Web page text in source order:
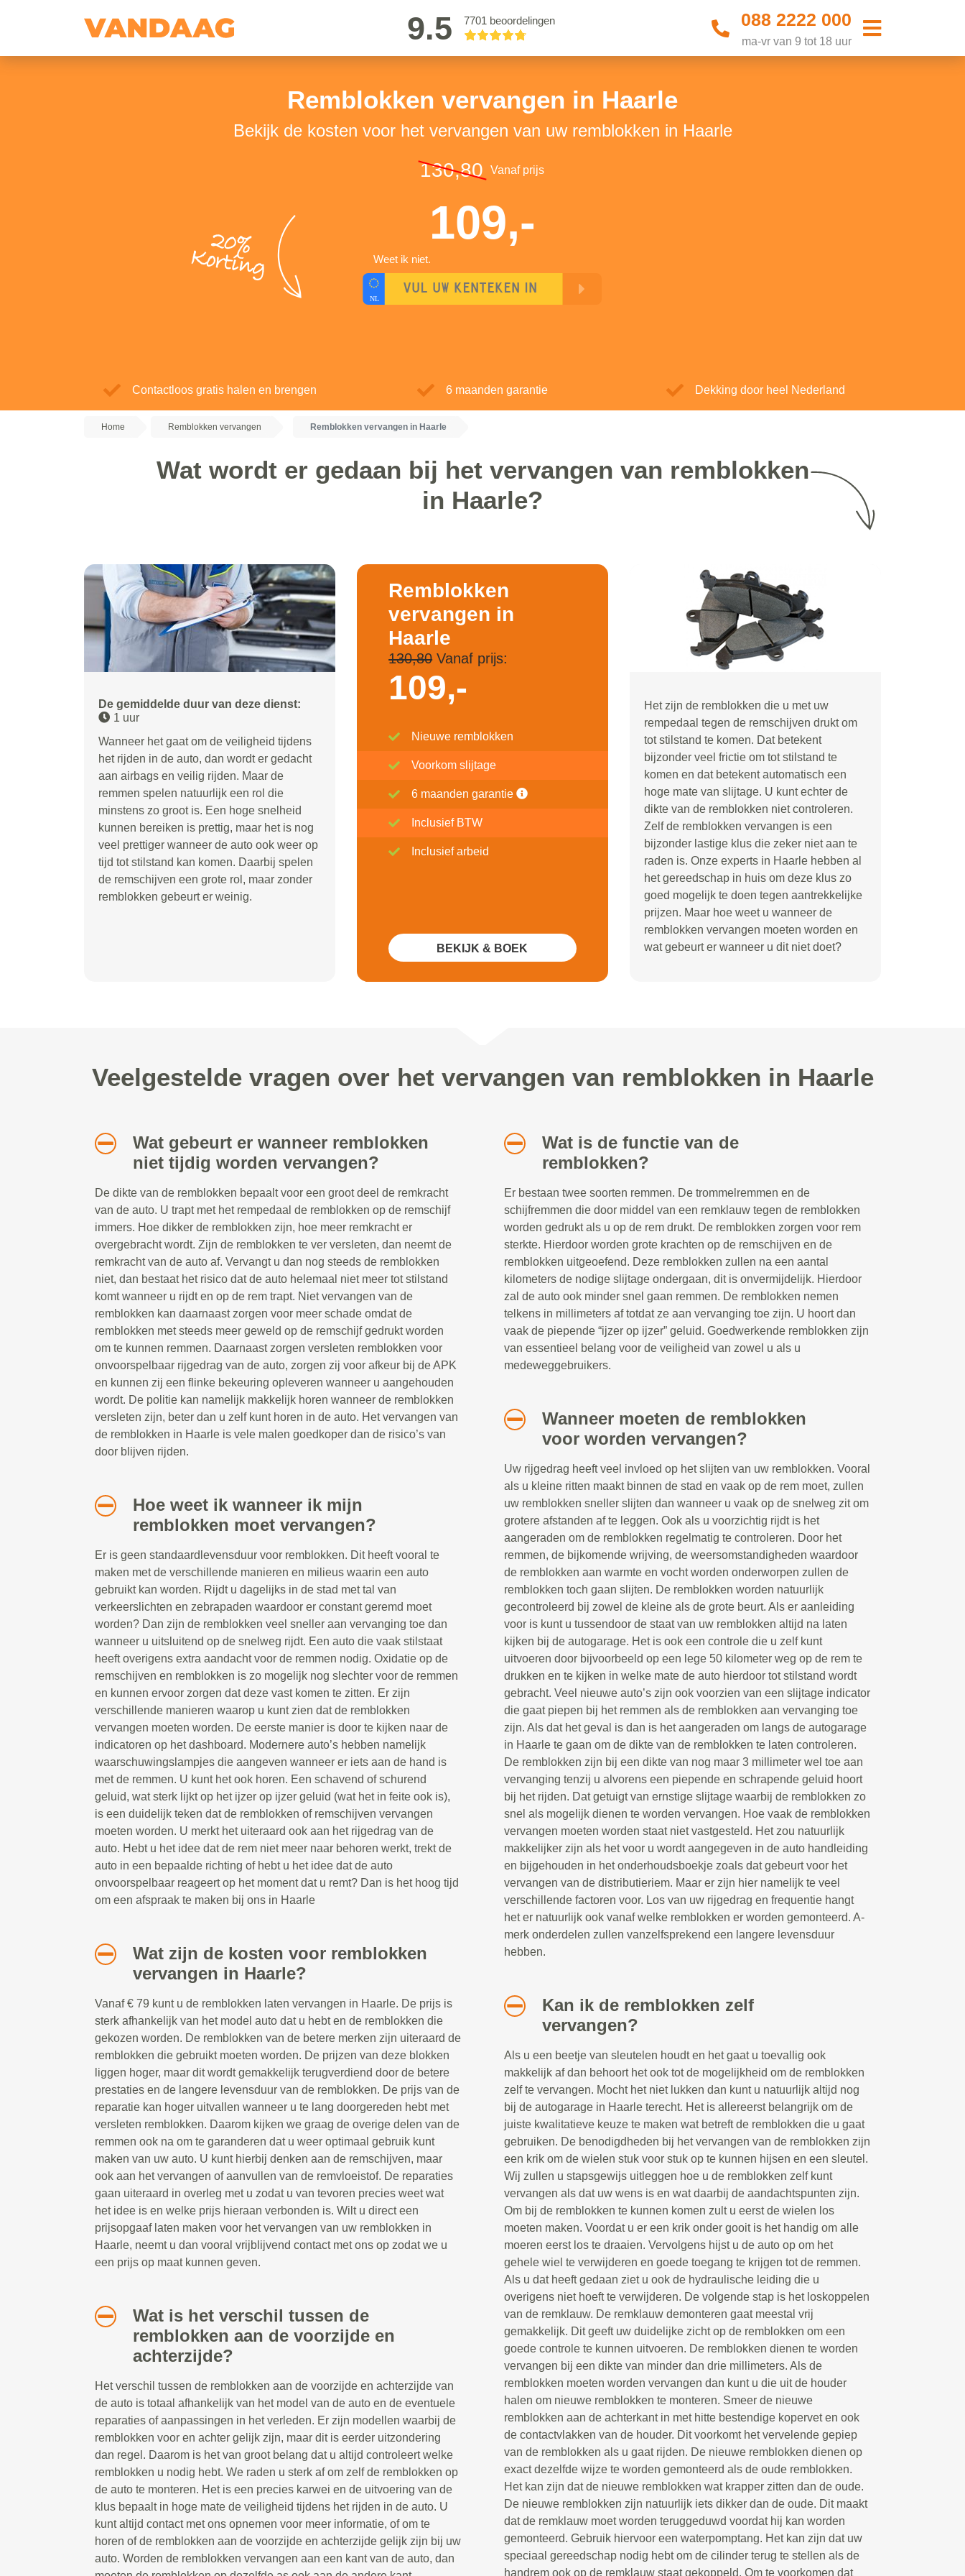
9.5 7701 beoordelingen 088 2222 000
ma-vr van 9 tot 18 uur
Remblokken vervangen in Haarle
Bekijk de kosten voor het vervangen van uw remblokken in Haarle
20%
Korting
130,80 Vanaf prijs
109,-
Weet ik niet.
Contactloos gratis halen en brengen 6 maanden garantie Dekking door heel Nederland
Home Remblokken vervangen Remblokken vervangen in Haarle
Wat wordt er gedaan bij het vervangen van remblokken
in Haarle?
De gemiddelde duur van deze dienst:
1 uur
Wanneer het gaat om de veiligheid tijdens
het rijden in de auto, dan wordt er gedacht
aan airbags en veilig rijden. Maar de
remmen spelen natuurlijk een rol die
minstens zo groot is. Een hoge snelheid
kunnen bereiken is prettig, maar het is nog
veel prettiger wanneer de auto ook weer op
tijd tot stilstand kan komen. Daarbij spelen
de remschijven een grote rol, maar zonder
remblokken gebeurt er weinig.
Remblokken
vervangen in
Haarle
130,80Vanaf prijs:
109,-
Nieuwe remblokken
Voorkom slijtage
6 maanden garantie
Inclusief BTW
Inclusief arbeid
BEKIJK & BOEK
Het zijn de remblokken die u met uw
rempedaal tegen de remschijven drukt om
tot stilstand te komen. Dat betekent
bijzonder veel frictie om tot stilstand te
komen en dat betekent automatisch een
hoge mate van slijtage. U kunt echter de
dikte van de remblokken niet controleren.
Zelf de remblokken vervangen is een
bijzonder lastige klus die zeker niet aan te
raden is. Onze experts in Haarle hebben al
het gereedschap in huis om deze klus zo
goed mogelijk te doen tegen aantrekkelijke
prijzen. Maar hoe weet u wanneer de
remblokken vervangen moeten worden en
wat gebeurt er wanneer u dit niet doet?
Veelgestelde vragen over het vervangen van remblokken in Haarle
Wat gebeurt er wanneer remblokken
niet tijdig worden vervangen?
De dikte van de remblokken bepaalt voor een groot deel de remkracht
van de auto. U trapt met het rempedaal de remblokken op de remschijf
immers. Hoe dikker de remblokken zijn, hoe meer remkracht er
overgebracht wordt. Zijn de remblokken te ver versleten, dan neemt de
remkracht van de auto af. Vervangt u dan nog steeds de remblokken
niet, dan bestaat het risico dat de auto helemaal niet meer tot stilstand
komt wanneer u rijdt en op de rem trapt. Niet vervangen van de
remblokken kan daarnaast zorgen voor meer schade omdat de
remblokken met steeds meer geweld op de remschijf gedrukt worden
om te kunnen remmen. Daarnaast zorgen versleten remblokken voor
onvoorspelbaar rijgedrag van de auto, zorgen zij voor afkeur bij de APK
en kunnen zij een flinke bekeuring opleveren wanneer u aangehouden
wordt. De politie kan namelijk makkelijk horen wanneer de remblokken
versleten zijn, beter dan u zelf kunt horen in de auto. Het vervangen van
de remblokken in Haarle is vele malen goedkoper dan de risico’s van
door blijven rijden.
Hoe weet ik wanneer ik mijn
remblokken moet vervangen?
Er is geen standaardlevensduur voor remblokken. Dit heeft vooral te
maken met de verschillende manieren en milieus waarin een auto
gebruikt kan worden. Rijdt u dagelijks in de stad met tal van
verkeerslichten en zebrapaden waardoor er constant geremd moet
worden? Dan zijn de remblokken veel sneller aan vervanging toe dan
wanneer u uitsluitend op de snelweg rijdt. Een auto die vaak stilstaat
heeft overigens extra aandacht voor de remmen nodig. Oxidatie op de
remschijven en remblokken is zo mogelijk nog slechter voor de remmen
en kunnen ervoor zorgen dat deze vast komen te zitten. Er zijn
verschillende manieren waarop u kunt zien dat de remblokken
vervangen moeten worden. De eerste manier is door te kijken naar de
indicatoren op het dashboard. Modernere auto’s hebben namelijk
waarschuwingslampjes die aangeven wanneer er iets aan de hand is
met de remmen. U kunt het ook horen. Een schavend of schurend
geluid, wat sterk lijkt op het ijzer op ijzer geluid (wat het in feite ook is),
is een duidelijk teken dat de remblokken of remschijven vervangen
moeten worden. U merkt het uiteraard ook aan het rijgedrag van de
auto. Hebt u het idee dat de rem niet meer naar behoren werkt, trekt de
auto in een bepaalde richting of hebt u het idee dat de auto
onvoorspelbaar reageert op het moment dat u remt? Dan is het hoog tijd
om een afspraak te maken bij ons in Haarle
Wat zijn de kosten voor remblokken
vervangen in Haarle?
Vanaf € 79 kunt u de remblokken laten vervangen in Haarle. De prijs is
sterk afhankelijk van het model auto dat u hebt en de remblokken die
gekozen worden. De remblokken van de betere merken zijn uiteraard de
remblokken die gebruikt moeten worden. De prijzen van deze blokken
liggen hoger, maar dit wordt gemakkelijk terugverdiend door de betere
prestaties en de langere levensduur van de remblokken. De prijs van de
reparatie kan hoger uitvallen wanneer u te lang doorgereden hebt met
versleten remblokken. Daarom kijken we graag de overige delen van de
remmen ook na om te garanderen dat u weer optimaal gebruik kunt
maken van uw auto. U kunt hierbij denken aan de remschijven, maar
ook aan het vervangen of aanvullen van de remvloeistof. De reparaties
gaan uiteraard in overleg met u zodat u van tevoren precies weet wat
het idee is en welke prijs hieraan verbonden is. Wilt u direct een
prijsopgaaf laten maken voor het vervangen van uw remblokken in
Haarle, neemt u dan vooral vrijblijvend contact met ons op zodat we u
een prijs op maat kunnen geven.
Wat is het verschil tussen de
remblokken aan de voorzijde en
achterzijde?
Het verschil tussen de remblokken aan de voorzijde en achterzijde van
de auto is totaal afhankelijk van het model van de auto en de eventuele
reparaties of aanpassingen in het verleden. Er zijn modellen waarbij de
remblokken voor en achter gelijk zijn, maar dit is eerder uitzondering
dan regel. Daarom is het van groot belang dat u altijd controleert welke
remblokken u nodig hebt. We raden u sterk af om zelf de remblokken op
de auto te monteren. Het is een precies karwei en de uitvoering van de
klus bepaalt in hoge mate de veiligheid tijdens het rijden in de auto. U
kunt altijd contact met ons opnemen voor meer informatie, of om te
horen of de remblokken aan de voorzijde en achterzijde gelijk zijn bij uw
auto. Worden de remblokken vervangen aan een kant van de auto, dan
Wat is de functie van de
remblokken?
Er bestaan twee soorten remmen. De trommelremmen en de
schijfremmen die door middel van een remklauw tegen de remblokken
worden gedrukt als u op de rem drukt. De remblokken zorgen voor rem
sterkte. Hierdoor worden grote krachten op de remschijven en de
remblokken uitgeoefend. Deze remblokken zullen na een aantal
kilometers de nodige slijtage ondergaan, dit is onvermijdelijk. Hierdoor
zal de auto ook minder snel gaan remmen. De remblokken nemen
telkens in millimeters af totdat ze aan vervanging toe zijn. U hoort dan
vaak de piepende “ijzer op ijzer” geluid. Goedwerkende remblokken zijn
van essentieel belang voor de veiligheid van zowel u als u
medeweggebruikers.
Wanneer moeten de remblokken
voor worden vervangen?
Uw rijgedrag heeft veel invloed op het slijten van uw remblokken. Vooral
als u kleine ritten maakt binnen de stad en vaak op de rem moet, zullen
uw remblokken sneller slijten dan wanneer u vaak op de snelweg zit om
grotere afstanden af te leggen. Ook als u voorzichtig rijdt is het
aangeraden om de remblokken regelmatig te controleren. Door het
remmen, de bijkomende wrijving, de weersomstandigheden waardoor
de remblokken aan warmte en vocht worden onderworpen zullen de
remblokken toch gaan slijten. De remblokken worden natuurlijk
gecontroleerd bij zowel de kleine als de grote beurt. Als er aanleiding
voor is kunt u tussendoor de staat van uw remblokken altijd na laten
kijken bij de autogarage. Het is ook een controle die u zelf kunt
uitvoeren door bijvoorbeeld op een lege 50 kilometer weg op de rem te
drukken en te kijken in welke mate de auto hierdoor tot stilstand wordt
gebracht. Veel nieuwe auto’s zijn ook voorzien van een slijtage indicator
die gaat piepen bij het remmen als de remblokken aan vervanging toe
zijn. Als dat het geval is dan is het aangeraden om langs de autogarage
in Haarle te gaan om de dikte van de remblokken te laten controleren.
De remblokken zijn bij een dikte van nog maar 3 millimeter wel toe aan
vervanging tenzij u alvorens een piepende en schrapende geluid hoort
bij het rijden. Dat getuigt van ernstige slijtage waarbij de remblokken zo
snel als mogelijk dienen te worden vervangen. Hoe vaak de remblokken
vervangen moeten worden staat niet vastgesteld. Het zou natuurlijk
makkelijker zijn als het voor u wordt aangegeven in de auto handleiding
en bijgehouden in het onderhoudsboekje zoals dat gebeurt voor het
vervangen van de distributieriem. Maar er zijn hier namelijk te veel
verschillende factoren voor. Los van uw rijgedrag en frequentie hangt
het er natuurlijk ook vanaf welke remblokken er worden gemonteerd. A-
merk onderdelen zullen vanzelfsprekend een langere levensduur
hebben.
Kan ik de remblokken zelf
vervangen?
Als u een beetje van sleutelen houdt en het gaat u toevallig ook
makkelijk af dan behoort het ook tot de mogelijkheid om de remblokken
zelf te vervangen. Mocht het niet lukken dan kunt u natuurlijk altijd nog
bij de autogarage in Haarle terecht. Het is allereerst belangrijk om de
juiste kwalitatieve keuze te maken wat betreft de remblokken die u gaat
gebruiken. De benodigdheden bij het vervangen van de remblokken zijn
een krik om de wielen stuk voor stuk op te kunnen hijsen en een sleutel.
Wij zullen u stapsgewijs uitleggen hoe u de remblokken zelf kunt
vervangen als dat uw wens is en wat daarbij de aandachtspunten zijn.
Om bij de remblokken te kunnen komen zult u eerst de wielen los
moeten maken. Voordat u er een krik onder gooit is het handig om alle
moeren eerst los te draaien. Vervolgens hijst u de auto op om het
gehele wiel te verwijderen en goede toegang te krijgen tot de remmen.
Als u dat heeft gedaan ziet u ook de hydraulische leiding die u
overigens niet hoeft te verwijderen. De volgende stap is het loskoppelen
van de remklauw. De remklauw demonteren gaat meestal vrij
gemakkelijk. Dit geeft uw duidelijke zicht op de remblokken om een
goede controle te kunnen uitvoeren. De remblokken dienen te worden
vervangen bij een dikte van minder dan drie millimeters. Als de
remblokken moeten worden vervangen dan kunt u die uit de houder
halen om nieuwe remblokken te monteren. Smeer de nieuwe
remblokken aan de achterkant in met hitte bestendige kopervet en ook
de contactvlakken van de houder. Dit voorkomt het vervelende gepiep
van de remblokken als u gaat rijden. De nieuwe remblokken dienen op
exact dezelfde wijze te worden gemonteerd als de oude remblokken.
Het kan zijn dat de nieuwe remblokken wat krapper zitten dan de oude.
De nieuwe remblokken zijn natuurlijk iets dikker dan de oude. Dit maakt
dat de remklauw moet worden teruggeduwd voordat hij kan worden
gemonteerd. Gebruik hiervoor een waterpomptang. Het kan zijn dat uw
speciaal gereedschap nodig hebt om de cilinder terug te stellen als de
handrem ook op de remklauw staat gekoppeld. Om te voorkomen dat